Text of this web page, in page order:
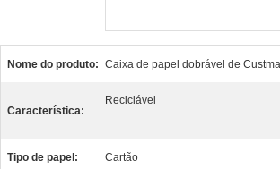
Nome do produto: Caixa de papel dobrável de
Característica:
Reciclável
Tipo de papel: Cartão